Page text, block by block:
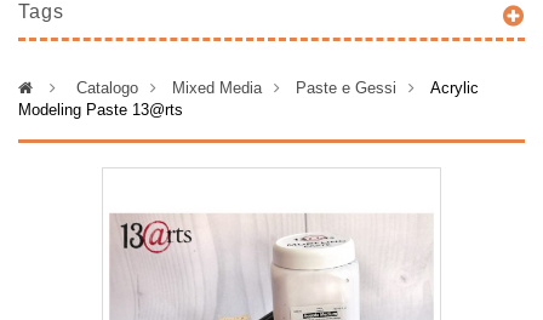
Tags
> Catalogo > Mixed Media > Paste e Gessi >
Acrylic
Modeling Paste 13@rts